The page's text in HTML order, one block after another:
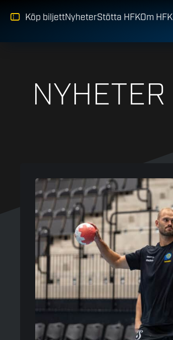
Köp biljettNyheterStötta HFKOm HFK
NYHETER